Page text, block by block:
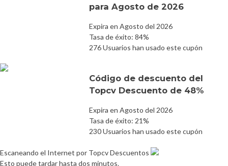
para Agosto de 2026
Expira en Agosto del 2026
Tasa de éxito: 84%
276 Usuarios han usado este cupón
Código de descuento del
Topcv Descuento de 48%
Expira en Agosto del 2026
Tasa de éxito: 21%
230 Usuarios han usado este cupón
Escaneando el Internet por Topcv Descuentos
Esto puede tardar hasta dos minutos.